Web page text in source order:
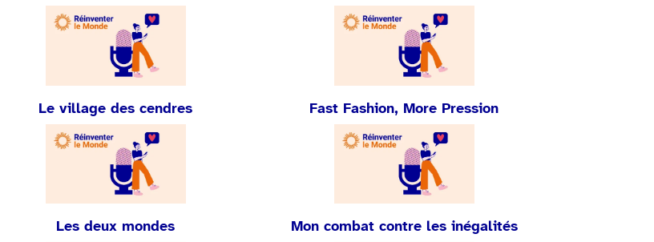
Le village des cendres Fast Fashion, More Pression
Les deux mondes Mon combat contre les inégalités